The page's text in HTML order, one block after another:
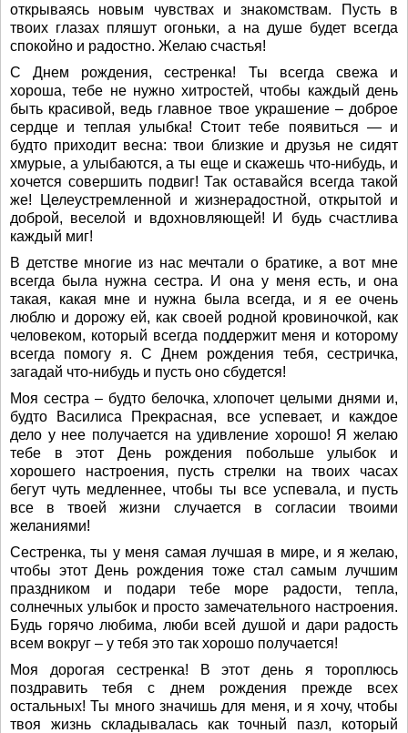
открываясь новым чувствах и знакомствам. Пусть в
твоих глазах пляшут огоньки, а на душе будет всегда
спокойно и радостно. Желаю счастья!
С Днем рождения, сестренка! Ты всегда свежа и
хороша, тебе не нужно хитростей, чтобы каждый день
быть красивой, ведь главное твое украшение – доброе
сердце и теплая улыбка! Стоит тебе появиться — и
будто приходит весна: твои близкие и друзья не сидят
хмурые, а улыбаются, а ты еще и скажешь что-нибудь, и
хочется совершить подвиг! Так оставайся всегда такой
же! Целеустремленной и жизнерадостной, открытой и
доброй, веселой и вдохновляющей! И будь счастлива
каждый миг!
В детстве многие из нас мечтали о братике, а вот мне
всегда была нужна сестра. И она у меня есть, и она
такая, какая мне и нужна была всегда, и я ее очень
люблю и дорожу ей, как своей родной кровиночкой, как
человеком, который всегда поддержит меня и которому
всегда помогу я. С Днем рождения тебя, сестричка,
загадай что-нибудь и пусть оно сбудется!
Моя сестра – будто белочка, хлопочет целыми днями и,
будто Василиса Прекрасная, все успевает, и каждое
дело у нее получается на удивление хорошо! Я желаю
тебе в этот День рождения побольше улыбок и
хорошего настроения, пусть стрелки на твоих часах
бегут чуть медленнее, чтобы ты все успевала, и пусть
все в твоей жизни случается в согласии твоими
желаниями!
Сестренка, ты у меня самая лучшая в мире, и я желаю,
чтобы этот День рождения тоже стал самым лучшим
праздником и подари тебе море радости, тепла,
солнечных улыбок и просто замечательного настроения.
Будь горячо любима, люби всей душой и дари радость
всем вокруг – у тебя это так хорошо получается!
Моя дорогая сестренка! В этот день я тороплюсь
поздравить тебя с днем рождения прежде всех
остальных! Ты много значишь для меня, и я хочу, чтобы
твоя жизнь складывалась как точный пазл, который